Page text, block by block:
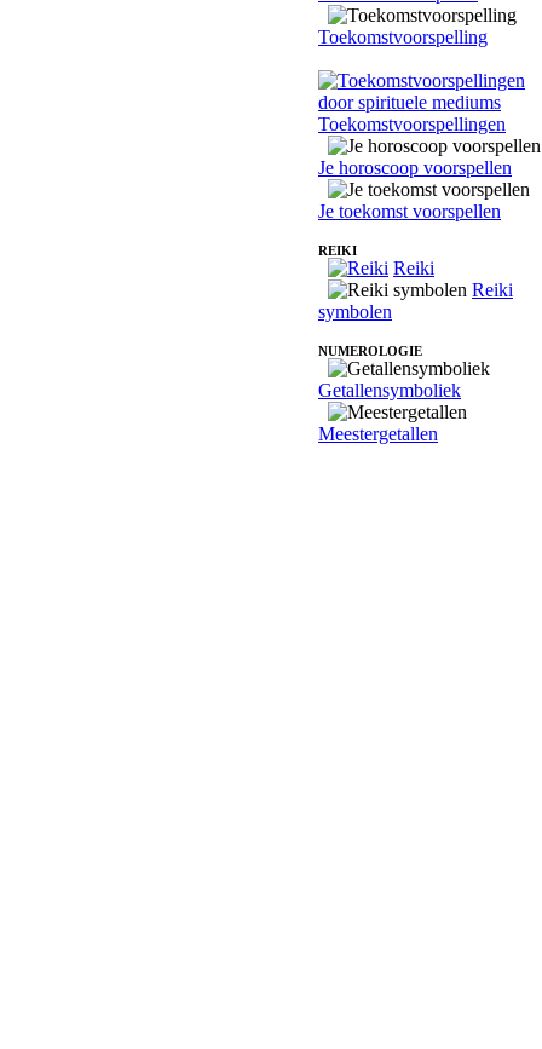
Toekomstvoorspelling
Toekomstvoorspellingen
Je horoscoop voorspellen
Je toekomst voorspellen
REIKI
Reiki
Reiki
symbolen
NUMEROLOGIE
Getallensymboliek
Meestergetallen